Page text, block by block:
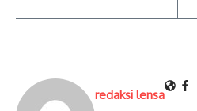
redaksi lensa